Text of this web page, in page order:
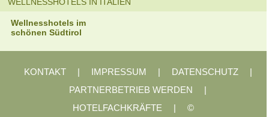
Wellnesshotels im
schönen Südtirol
KONTAKT | IMPRESSUM | DATENSCHUTZ
|
PARTNERBETRIEB WERDEN
|
HOTELFACHKRÄFTE
| ©